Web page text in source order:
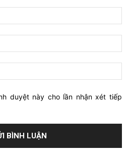
duyệt này cho lần nhận xét tiếp